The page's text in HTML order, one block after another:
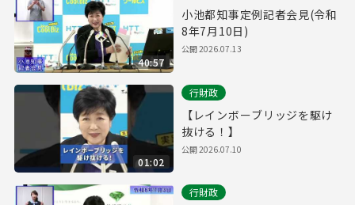
40:57
小池都知事定例記者会見(令和
8年7月10日)
公開 2026.07.13
01:02
行財政
【レインボーブリッジを駆け
抜ける！】
公開 2026.07.10
行財政